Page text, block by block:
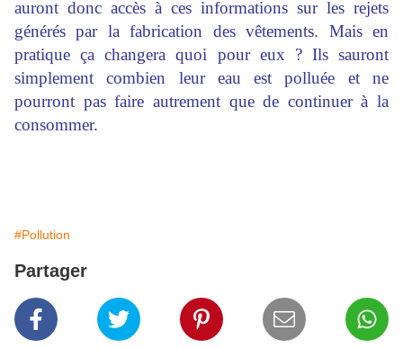
auront donc accès à ces informations sur les rejets
générés par la fabrication des vêtements. Mais en
pratique ça changera quoi pour eux ? Ils sauront
simplement combien leur eau est polluée et ne
pourront pas faire autrement que de continuer à la
consommer.
#Pollution
Partager